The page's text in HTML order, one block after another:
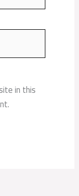
in this